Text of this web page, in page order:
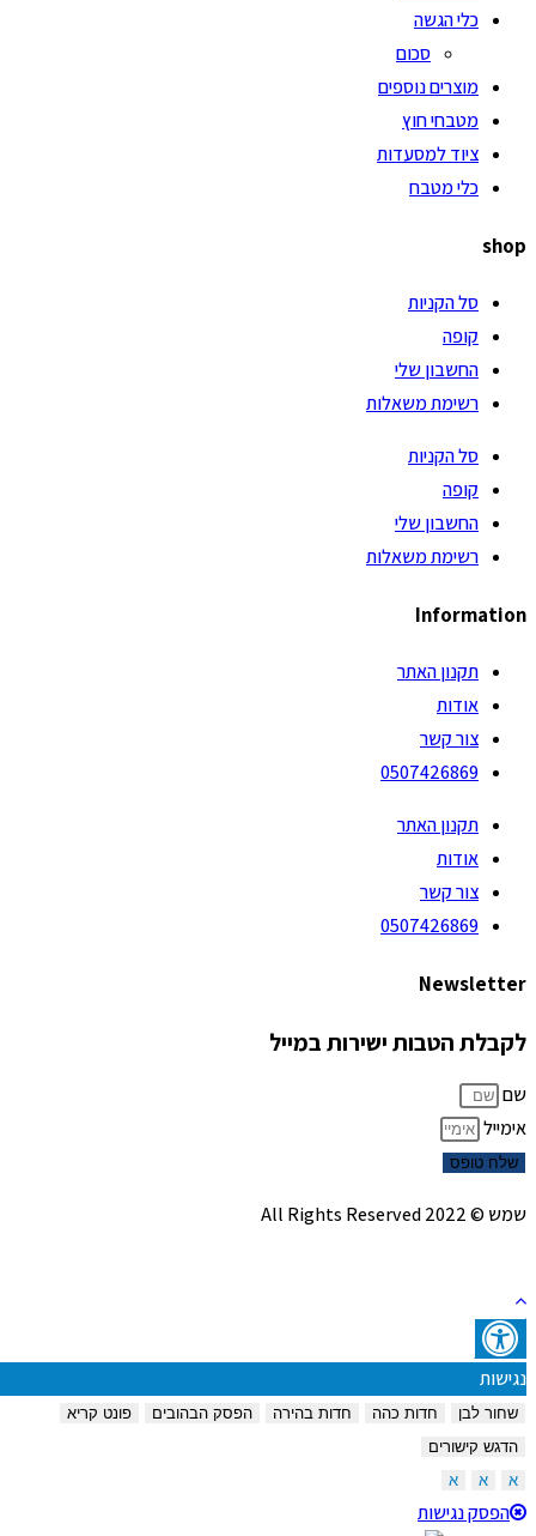
כלי הגשה
סכום
מוצרים נוספים
מטבחי חוץ
ציוד למסעדות
כלי מטבח
shop
סל הקניות
קופה
החשבון שלי
רשימת משאלות
סל הקניות
קופה
החשבון שלי
רשימת משאלות
Information
תקנון האתר
אודות
צור קשר
0507426869
תקנון האתר
אודות
צור קשר
0507426869
Newsletter
לקבלת הטבות ישירות במייל
שם
אימייל
שלח טופס
שמש © 2022 All Rights Reserved
נגישות
שחור לבן חדות כהה חדות בהירה הפסק הבהובים
פונט קריא
הדגש קישורים
הפסק נגישות